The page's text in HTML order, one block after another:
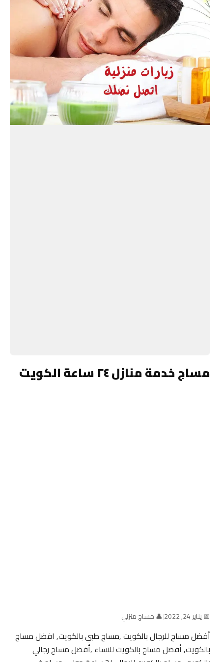
مساج خدمة منازل ٢٤ ساعة الكويت
📅 يناير 24, 2022 |👤 مساج منزلي
أفضل مساج للرجال بالكويت ,مساج طبي بالكويت, افضل مساج
بالكويت, أفضل مساج بالكويت للنساء ,أفضل مساج رجالي